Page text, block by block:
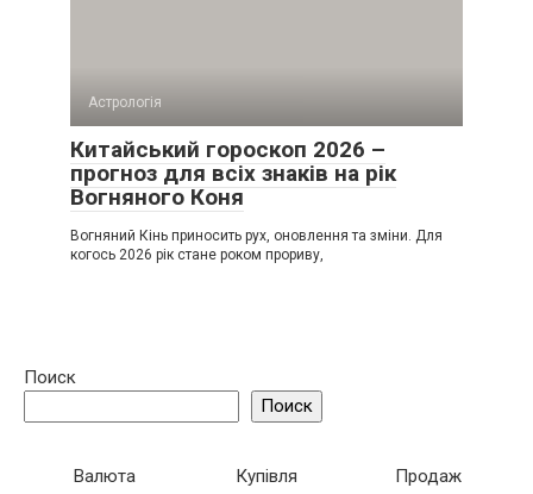
Астрологія
Китайський гороскоп 2026 –
прогноз для всіх знаків на рік
Вогняного Коня
Вогняний Кінь приносить рух, оновлення та зміни. Для
когось 2026 рік стане роком прориву,
Поиск
Поиск
Валюта Купівля
Продаж